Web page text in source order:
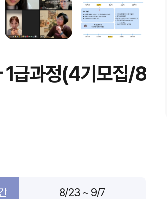
1급과정(4기모집/8
8/23 ~ 9/7